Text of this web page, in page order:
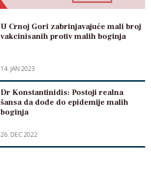
U Crnoj Gori zabrinjavajuće mali broj
vakcinisanih protiv malih boginja
14. JAN 2023
Dr Konstantinidis: Postoji realna
šansa da dođe do epidemije malih
boginja
26. DEC 2022